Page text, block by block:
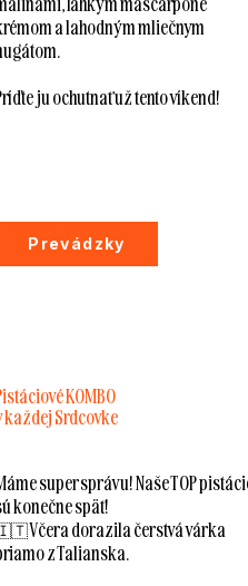
a lahodným mliečnym
ju ochutnať už tento víkend!
Prevádzky
KOMBO
každej Srdcovke
super správu! Naše TOP
konečne späť!
Včera dorazila čerstvá várka
z Talianska.